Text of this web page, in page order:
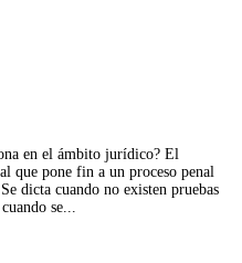
en el ámbito jurídico? El
que pone fin a un proceso penal
dicta cuando no existen pruebas
se...